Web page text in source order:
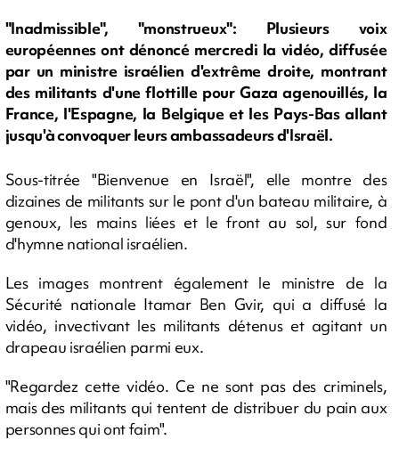
"Inadmissible", "monstrueux": Plusieurs voix
européennes ont dénoncé mercredi la vidéo, diffusée
par un ministre israélien d'extrême droite, montrant
des militants d'une flottille pour Gaza agenouillés, la
France, l'Espagne, la Belgique et les Pays-Bas allant
jusqu'à convoquer leurs ambassadeurs d'Israël.
Sous-titrée "Bienvenue en Israël", elle montre des
dizaines de militants sur le pont d'un bateau militaire, à
genoux, les mains liées et le front au sol, sur fond
d'hymne national israélien.
Les images montrent également le ministre de la
Sécurité nationale Itamar Ben Gvir, qui a diffusé la
vidéo, invectivant les militants détenus et agitant un
drapeau israélien parmi eux.
"Regardez cette vidéo. Ce ne sont pas des criminels,
mais des militants qui tentent de distribuer du pain aux
personnes qui ont faim".